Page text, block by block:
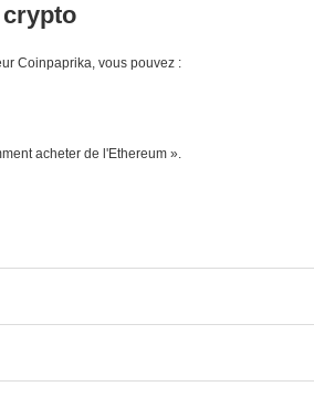
crypto
Coinpaprika, vous pouvez :
acheter de l'Ethereum ».